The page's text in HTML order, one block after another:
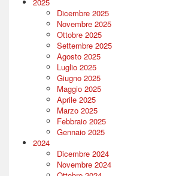
Dicembre 2025
Novembre 2025
Ottobre 2025
Settembre 2025
Agosto 2025
Luglio 2025
Giugno 2025
Maggio 2025
Aprile 2025
Marzo 2025
Febbraio 2025
Gennaio 2025
2024
Dicembre 2024
Novembre 2024